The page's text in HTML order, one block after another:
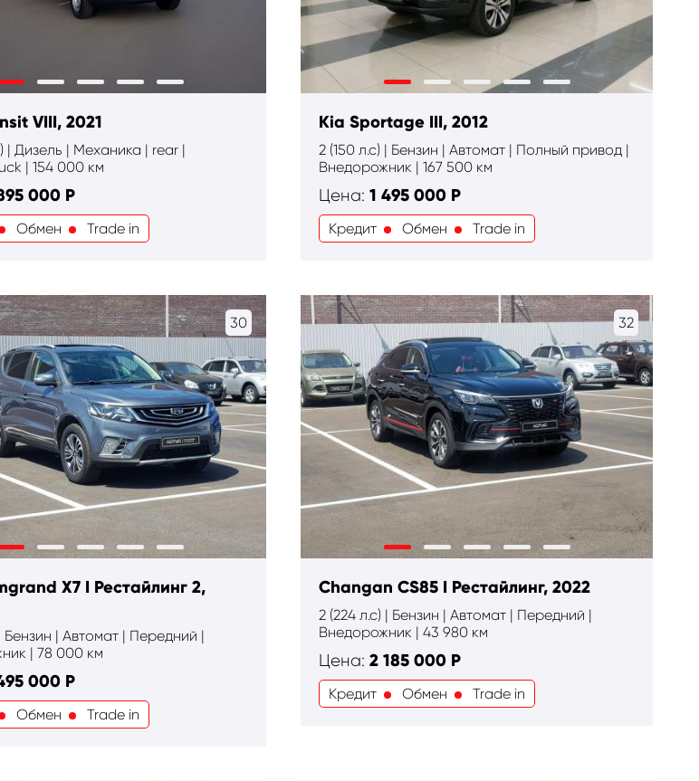
VIII, 2021
| Дизель | Механика | rear |
| 154 000 км
000 Р
Обмен Trade in
Kia Sportage III, 2012
2 (150 л.с) | Бензин | Автомат | Полный привод |
Внедорожник | 167 500 км
Цена:1 495 000 Р
Кредит Обмен Trade in
30
X7 I Рестайлинг 2,
Бензин | Автомат | Передний |
| 78 000 км
000 Р
Обмен Trade in
32
Changan CS85 I Рестайлинг, 2022
2 (224 л.с) | Бензин | Автомат | Передний |
Внедорожник | 43 980 км
Цена:2 185 000 Р
Кредит Обмен Trade in